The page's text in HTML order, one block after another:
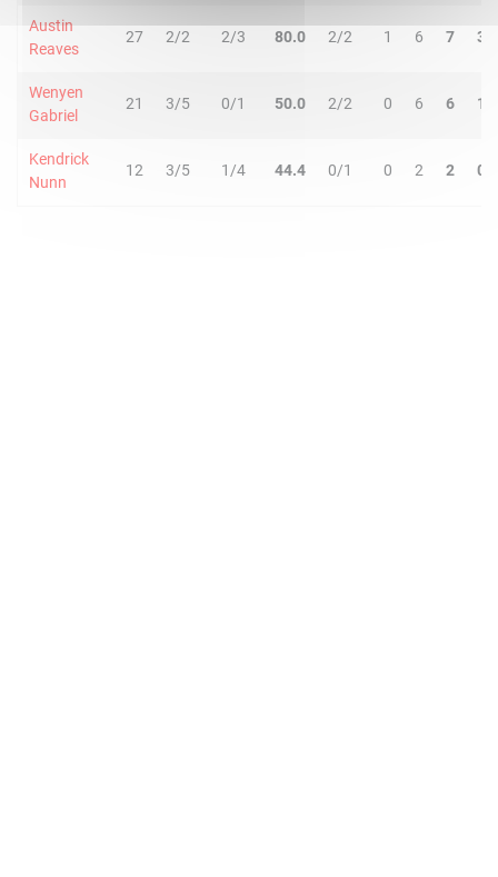
Austin
Reaves
27 2/2 2/3 80.0 2/2 1 6 7 3
Wenyen
Gabriel
21 3/5 0/1 50.0 2/2 0 6 6 1
Kendrick
Nunn
12 3/5 1/4 44.4 0/1 0 2 2 0